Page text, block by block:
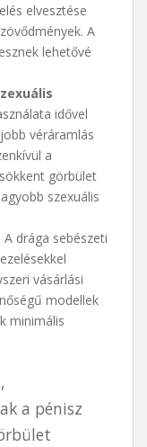
elvesztése
A
lehetővé
idővel
véráramlás
a
görbület
szexuális
. A drága sebészeti
vásárlási
modellek
minimális
a pénisz